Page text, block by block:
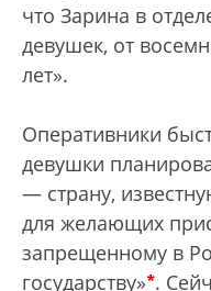
что Зарина в
девушек, от
лет».
Оперативники
девушки
— страну,
для желающих
запрещенному в
государству»*.